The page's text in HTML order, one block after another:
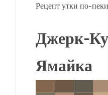
Рецепт утки по-
Джерк-
Ямайка